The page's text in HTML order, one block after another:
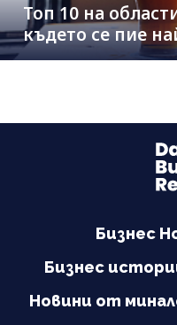
Топ 10 на
където се пие
Бизнес
Бизнес
Новини от